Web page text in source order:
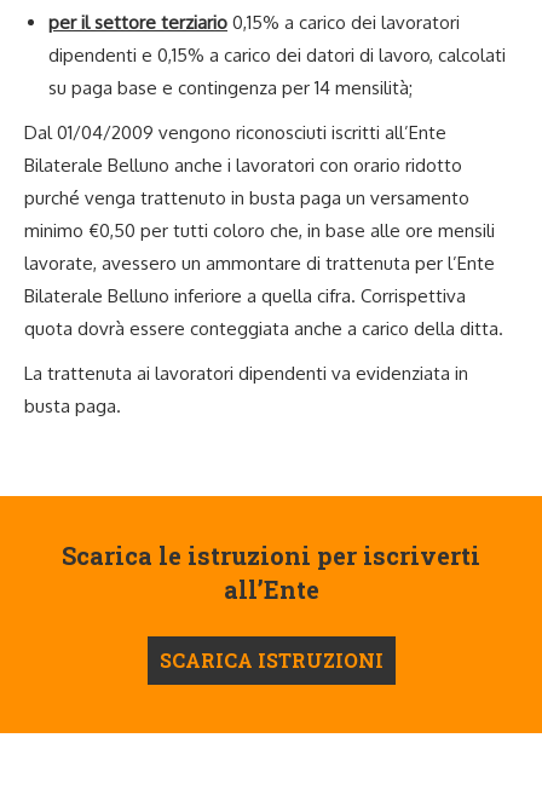
per il settore terziario 0,15% a carico dei lavoratori
dipendenti e 0,15% a carico dei datori di lavoro, calcolati
su paga base e contingenza per 14 mensilità;
Dal 01/04/2009 vengono riconosciuti iscritti all’Ente
Bilaterale Belluno anche i lavoratori con orario ridotto
purché venga trattenuto in busta paga un versamento
minimo €0,50 per tutti coloro che, in base alle ore mensili
lavorate, avessero un ammontare di trattenuta per l’Ente
Bilaterale Belluno inferiore a quella cifra. Corrispettiva
quota dovrà essere conteggiata anche a carico della ditta.
La trattenuta ai lavoratori dipendenti va evidenziata in
busta paga.
Scarica le istruzioni per iscriverti
all’Ente
SCARICA ISTRUZIONI